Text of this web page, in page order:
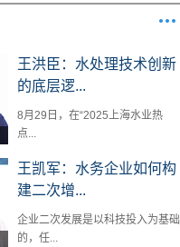
王洪臣：水处理技术创新
的底层逻...
8月29日，在“2025上海水业热
点...
王凯军：水务企业如何构
建二次增...
企业二次发展是以科技投入为基础
的，任...